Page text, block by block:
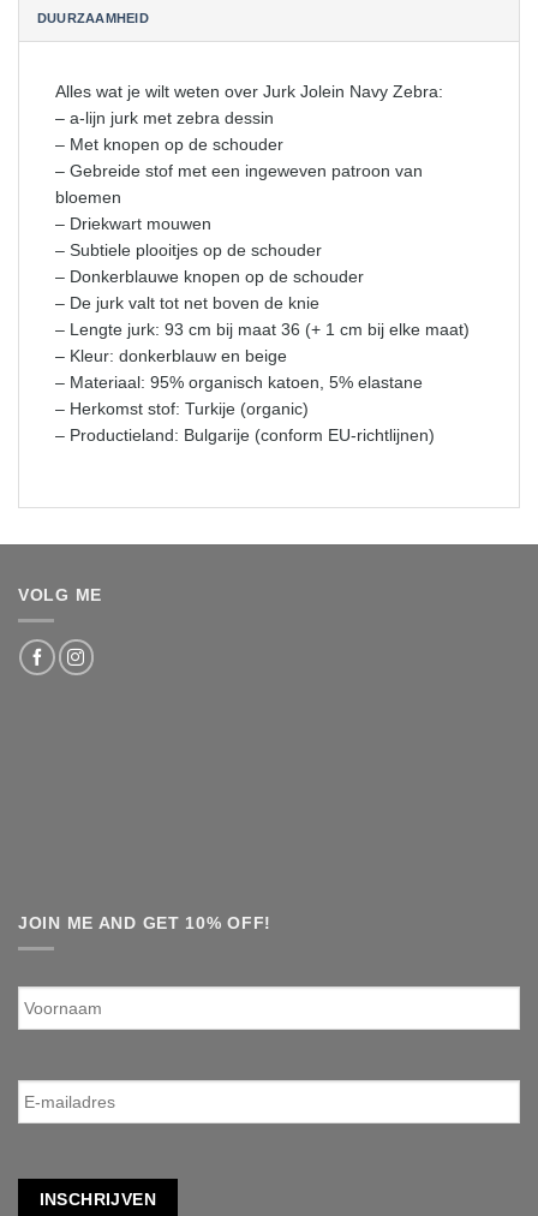
DUURZAAMHEID
Alles wat je wilt weten over Jurk Jolein Navy Zebra:
– a-lijn jurk met zebra dessin
– Met knopen op de schouder
– Gebreide stof met een ingeweven patroon van
bloemen
– Driekwart mouwen
– Subtiele plooitjes op de schouder
– Donkerblauwe knopen op de schouder
– De jurk valt tot net boven de knie
– Lengte jurk: 93 cm bij maat 36 (+ 1 cm bij elke maat)
– Kleur: donkerblauw en beige
– Materiaal: 95% organisch katoen, 5% elastane
– Herkomst stof: Turkije (organic)
– Productieland: Bulgarije (conform EU-richtlijnen)
VOLG ME
JOIN ME AND GET 10% OFF!
Voornaam
E-
mailadres *
INSCHRIJVEN